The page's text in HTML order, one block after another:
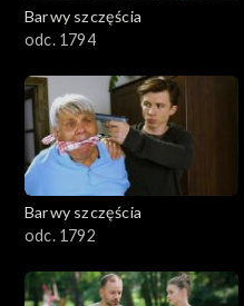
1801–1900
1701–1800
1601–1700
1501–1600
Barwy szczęścia
odc. 1794
Barwy szczęścia
odc. 1792